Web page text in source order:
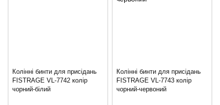
Колінні бинти для присідань
FISTRAGE VL-7742 колір
чорний-білий
Колінні бинти для присідань
FISTRAGE VL-7743 колір
чорний-червоний